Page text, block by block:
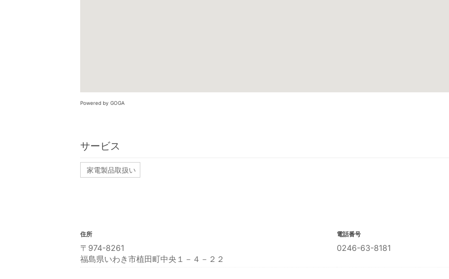
Powered by GOGA
サービス
家電製品取扱い
住所
〒974-8261
福島県いわき市植田町中央１－４－２２
電話番号
0246-63-8181